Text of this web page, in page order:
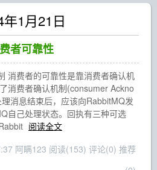
年1月21日
者可靠性
消费者的可靠性是靠消费者确认机
消费者确认机制(consumer Ackno
消息结束后，应该向RabbitMQ发
自己处理状态。回执有三种可选
阅读全文
阿瞒123 阅读(153) 评论(0) 推荐